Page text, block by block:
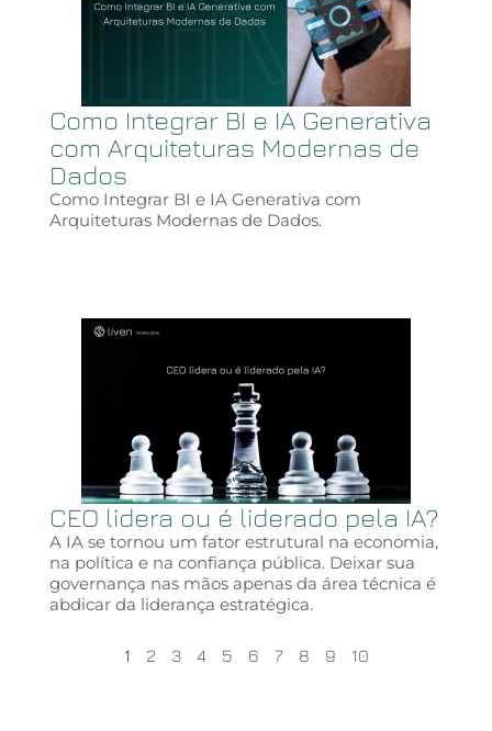
Como Integrar BI e IA Generativa
com Arquiteturas Modernas de
Dados
Como Integrar BI e IA Generativa com
Arquiteturas Modernas de Dados.
CEO lidera ou é liderado pela IA?
A IA se tornou um fator estrutural na economia,
na política e na confiança pública. Deixar sua
governança nas mãos apenas da área técnica é
abdicar da liderança estratégica.
1 2 3 4 5 6 7 8 9 10